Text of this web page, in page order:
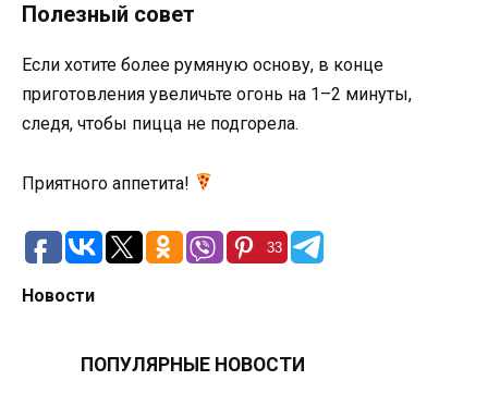
Полезный совет
Если хотите более румяную основу, в конце
приготовления увеличьте огонь на 1–2 минуты,
следя, чтобы пицца не подгорела.
Приятного аппетита!
33
Новости
ПОПУЛЯРНЫЕ НОВОСТИ